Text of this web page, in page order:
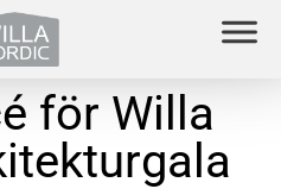
för Willa